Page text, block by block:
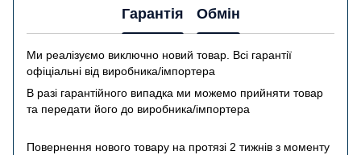
Гарантія Обмін
Ми реалізуємо виключно новий товар. Всі гарантії
офіціальні від виробника/імпортера
В разі гарантійного випадка ми можемо прийняти товар
та передати його до виробника/імпортера
Повернення нового товару на протязі 2 тижнів з моменту